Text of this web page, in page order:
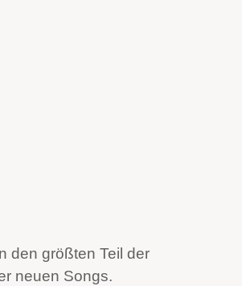
den größten Teil der
neuen Songs.